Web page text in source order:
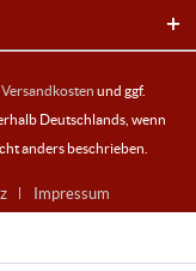
Versandkosten und ggf.
Deutschlands, wenn
anders beschrieben.
Impressum